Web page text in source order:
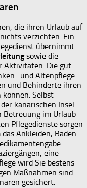
die ihren Urlaub auf
verzichten. Ein
übernimmt
sowie die
Aktivitäten. Die gut
und Altenpflege
und Behinderte ihren
Selbst
kanarischen Insel
Betreuung im Urlaub
Pflegedienste sorgen
Ankleiden, Baden
eine
wird Sie bestens
Maßnahmen sind
gesichert.